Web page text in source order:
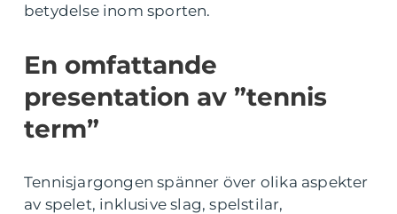
betydelse inom sporten.
En omfattande
presentation av ”tennis
term”
Tennisjargongen spänner över olika aspekter
av spelet, inklusive slag, spelstilar,